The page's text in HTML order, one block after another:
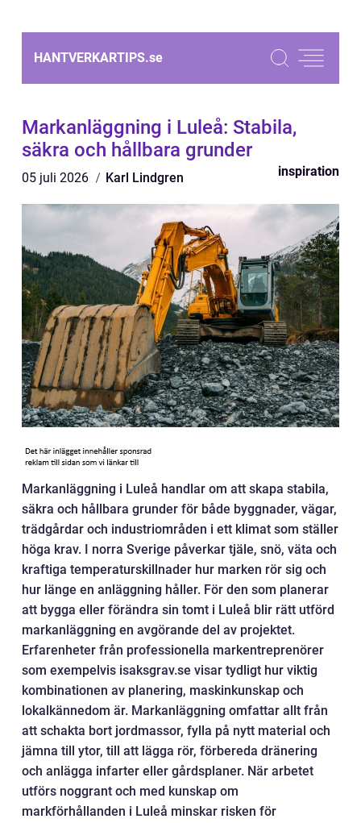
HANTVERKARTIPS.se
Markanläggning i Luleå: Stabila,
säkra och hållbara grunder
05 juli 2026 Karl Lindgren inspiration
Markanläggning i Luleå handlar om att skapa stabila,
säkra och hållbara grunder för både byggnader, vägar,
trädgårdar och industriområden i ett klimat som ställer
höga krav. I norra Sverige påverkar tjäle, snö, väta och
kraftiga temperaturskillnader hur marken rör sig och
hur länge en anläggning håller. För den som planerar
att bygga eller förändra sin tomt i Luleå blir rätt utförd
markanläggning en avgörande del av projektet.
Erfarenheter från professionella markentreprenörer
som exempelvis isaksgrav.se visar tydligt hur viktig
kombinationen av planering, maskinkunskap och
lokalkännedom är. Markanläggning omfattar allt från
att schakta bort jordmassor, fylla på nytt material och
jämna till ytor, till att lägga rör, förbereda dränering
och anlägga infarter eller gårdsplaner. När arbetet
utförs noggrant och med kunskap om
markförhållanden i Luleå minskar risken för